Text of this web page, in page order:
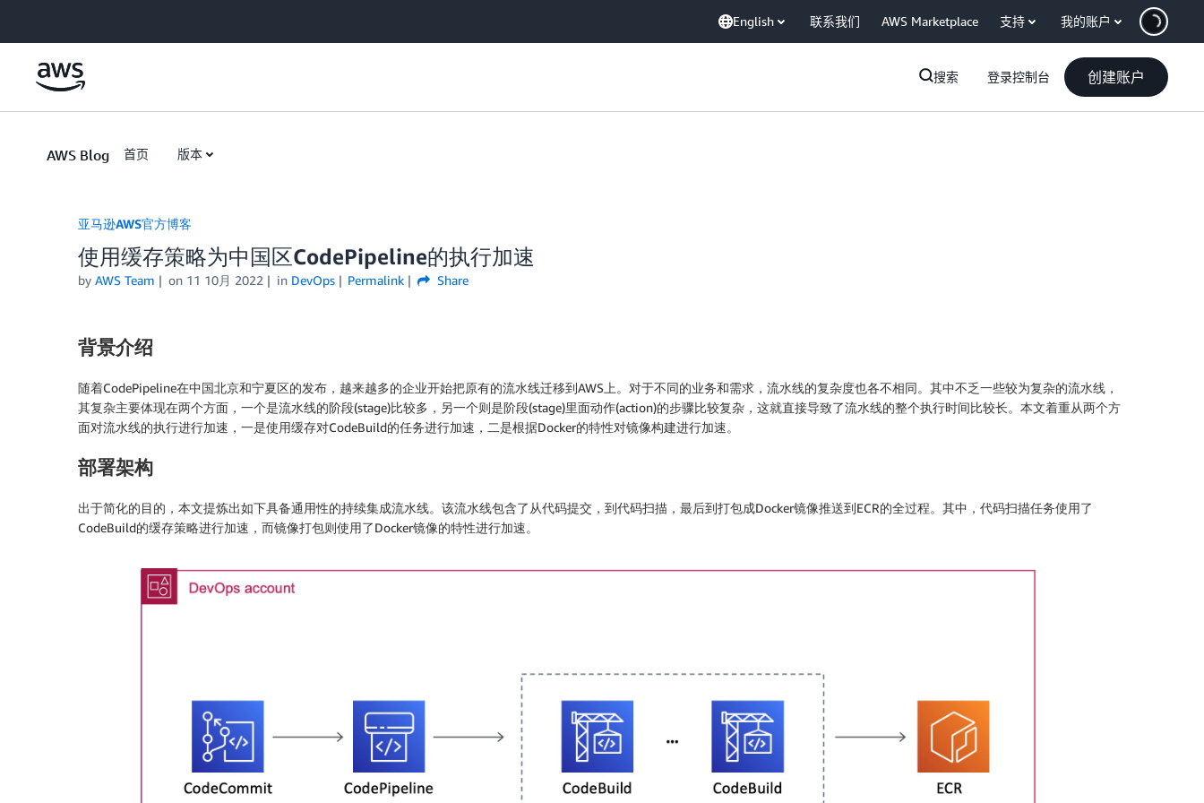
English 联系我们 AWS Marketplace 支持 我的账户
搜索 登录控制台 创建账户
AWS Blog 首页 版本
亚马逊AWS官方博客
使用缓存策略为中国区CodePipeline的执行加速
by AWS Team on 11 10月 2022 in DevOps Permalink Share
背景介绍
随着CodePipeline在中国北京和宁夏区的发布，越来越多的企业开始把原有的流水线迁移到AWS上。对于不同的业务和需求，流水线的复杂度也各不相同。其中不乏一些较为复杂的流水线，
其复杂主要体现在两个方面，一个是流水线的阶段(stage)比较多，另一个则是阶段(stage)里面动作(action)的步骤比较复杂，这就直接导致了流水线的整个执行时间比较长。本文着重从两个方
面对流水线的执行进行加速，一是使用缓存对CodeBuild的任务进行加速，二是根据Docker的特性对镜像构建进行加速。
部署架构
出于简化的目的，本文提炼出如下具备通用性的持续集成流水线。该流水线包含了从代码提交，到代码扫描，最后到打包成Docker镜像推送到ECR的全过程。其中，代码扫描任务使用了
CodeBuild的缓存策略进行加速，而镜像打包则使用了Docker镜像的特性进行加速。